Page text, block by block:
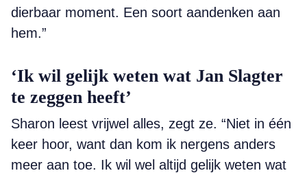
dierbaar moment. Een soort aandenken aan
hem.”
‘Ik wil gelijk weten wat Jan Slagter
te zeggen heeft’
Sharon leest vrijwel alles, zegt ze. “Niet in één
keer hoor, want dan kom ik nergens anders
meer aan toe. Ik wil wel altijd gelijk weten wat